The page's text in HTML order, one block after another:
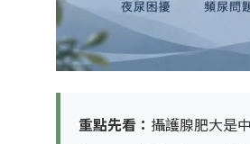
重點先看： 攝護腺肥大是